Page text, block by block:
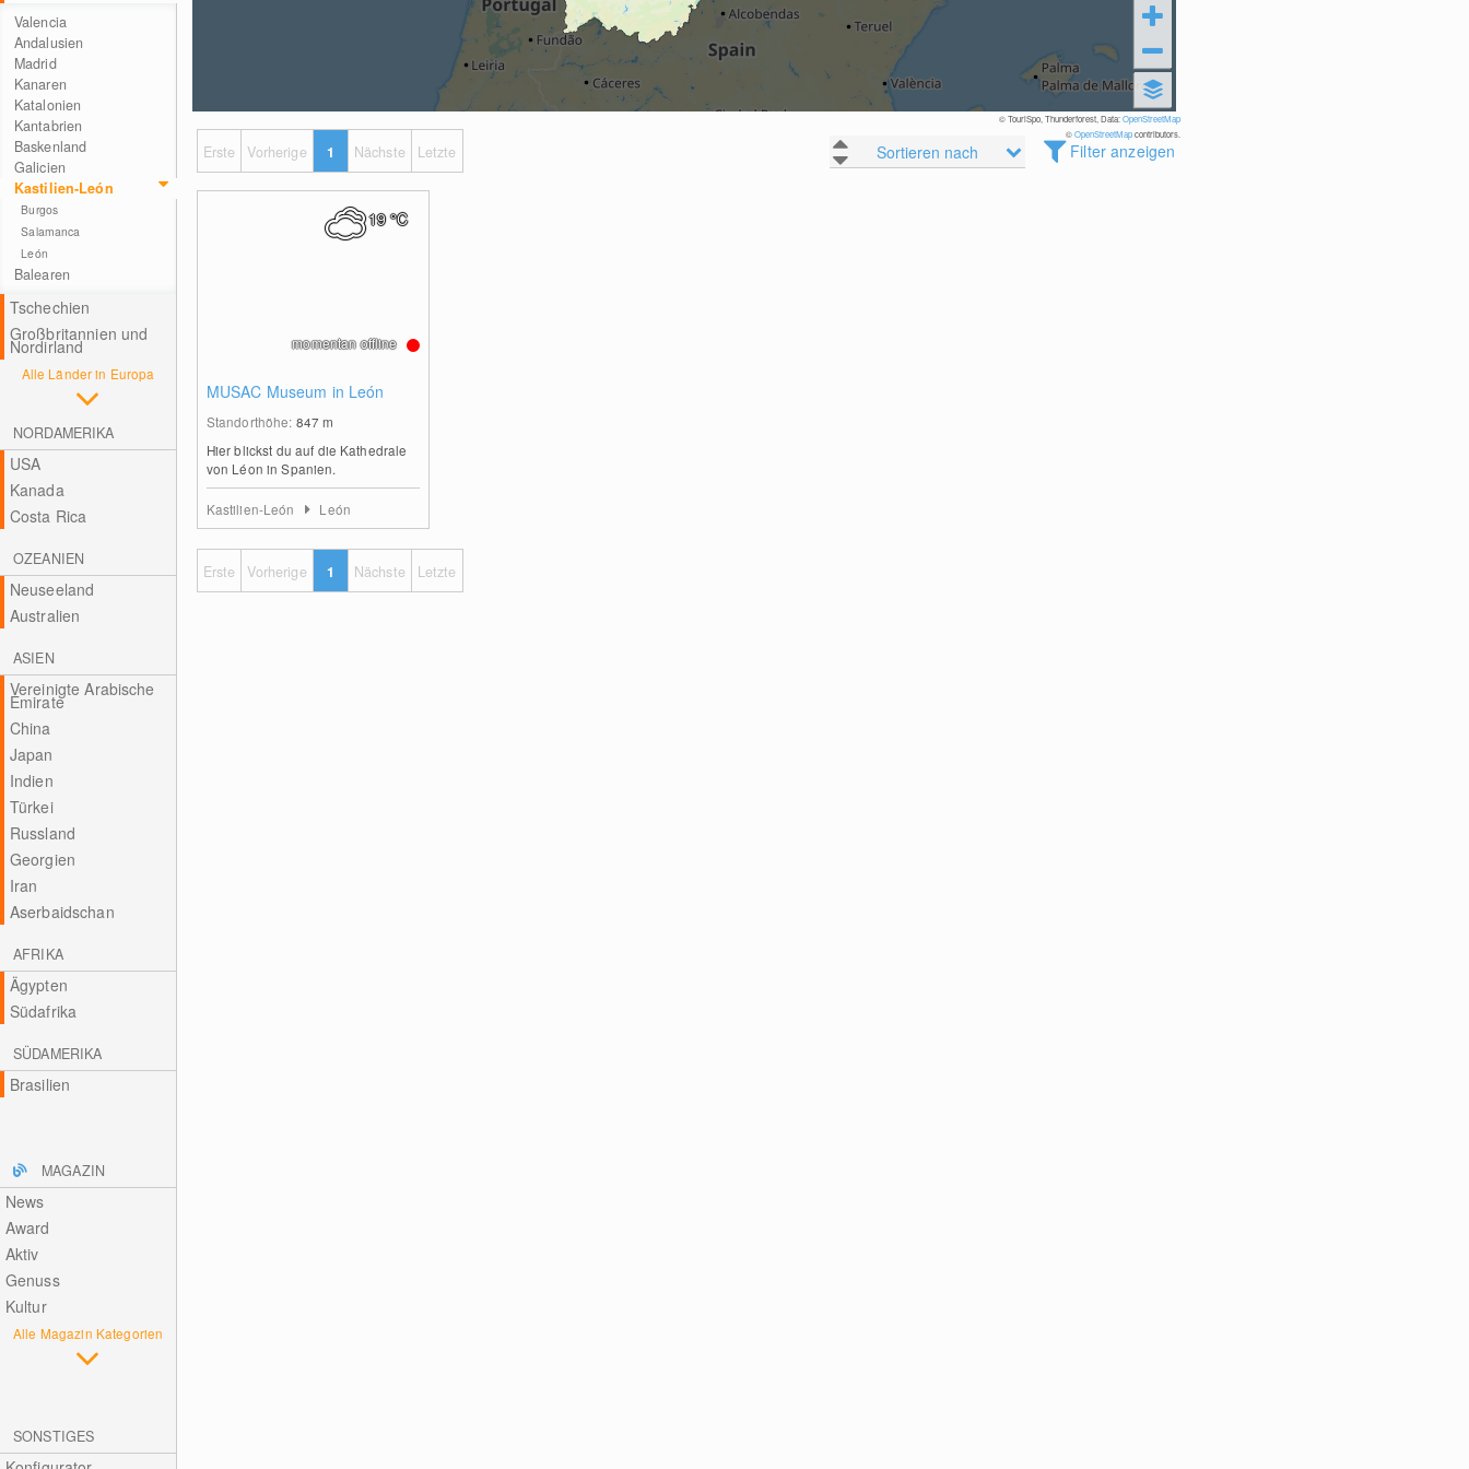
Valencia
Andalusien
Madrid
Kanaren
Katalonien
Kantabrien
Baskenland
Galicien
Kastilien-León
Burgos
Salamanca
León
Balearen
Tschechien
Großbritannien und
Nordirland
Alle Länder in Europa
NORDAMERIKA
USA
Kanada
Costa Rica
OZEANIEN
Neuseeland
Australien
ASIEN
Vereinigte Arabische
Emirate
China
Japan
Indien
Türkei
Russland
Georgien
Iran
Aserbaidschan
AFRIKA
Ägypten
Südafrika
SÜDAMERIKA
Brasilien
MAGAZIN
News
Award
Aktiv
Genuss
Kultur
Alle Magazin Kategorien
SONSTIGES
© TouriSpo, Thunderforest, Data:OpenStreetMap
©OpenStreetMapcontributors.
Sortieren nach Filter anzeigen
Erste Vorherige 1 Nächste Letzte
MUSAC Museum in León
Standorthöhe: 847m
Hier blickst du auf die Kathedrale
von Léon in Spanien.
19°C
momentan offline
Kastilien-León León
Erste Vorherige 1 Nächste Letzte